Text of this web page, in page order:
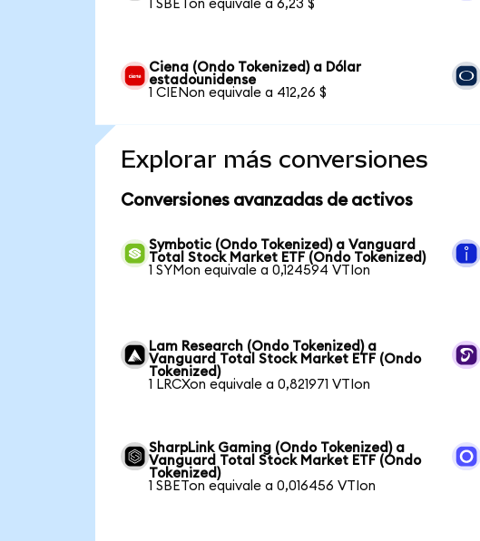
1 SBETon equivale a 6,23 $
Ciena (Ondo Tokenized) a Dólar
estadounidense
1 CIENon equivale a 412,26 $
Explorar más conversiones
Conversiones avanzadas de activos
Symbotic (Ondo Tokenized) a Vanguard
Total Stock Market ETF (Ondo Tokenized)
1 SYMon equivale a 0,124594 VTIon
Lam Research (Ondo Tokenized) a
Vanguard Total Stock Market ETF (Ondo
Tokenized)
1 LRCXon equivale a 0,821971 VTIon
SharpLink Gaming (Ondo Tokenized) a
Vanguard Total Stock Market ETF (Ondo
Tokenized)
1 SBETon equivale a 0,016456 VTIon